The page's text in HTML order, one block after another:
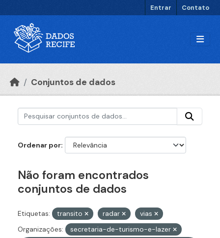
Entrar Contato
Conjuntos de dados
Ordenar por
Não foram encontrados
conjuntos de dados
Etiquetas: transito radar
vias
Organizações:
secretaria-de-turismo-e-lazer